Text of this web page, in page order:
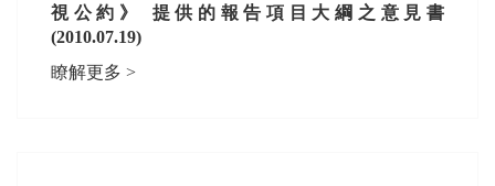
視公約》 提供的報告項目大綱之意見書
(2010.07.19)
瞭解更多 >